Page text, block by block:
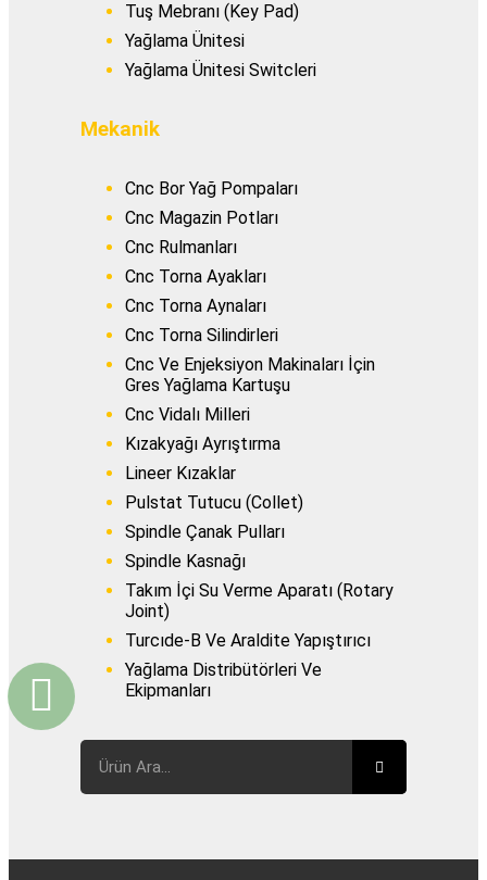
Tuş Mebranı (Key Pad)
Yağlama Ünitesi
Yağlama Ünitesi Switcleri
Mekanik
Cnc Bor Yağ Pompaları
Cnc Magazin Potları
Cnc Rulmanları
Cnc Torna Ayakları
Cnc Torna Aynaları
Cnc Torna Silindirleri
Cnc Ve Enjeksiyon Makinaları İçin
Gres Yağlama Kartuşu
Cnc Vidalı Milleri
Kızakyağı Ayrıştırma
Lineer Kızaklar
Pulstat Tutucu (Collet)
Spindle Çanak Pulları
Spindle Kasnağı
Takım İçi Su Verme Aparatı (Rotary
Joint)
Turcıde-B Ve Araldite Yapıştırıcı
Yağlama Distribütörleri Ve
Ekipmanları